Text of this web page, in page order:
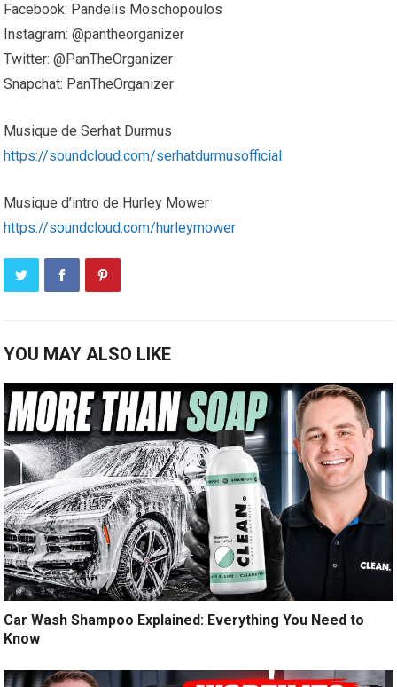
Facebook: Pandelis Moschopoulos
Instagram: @pantheorganizer
Twitter: @PanTheOrganizer
Snapchat: PanTheOrganizer
Musique de Serhat Durmus
https://soundcloud.com/serhatdurmusofficial
Musique d’intro de Hurley Mower
https://soundcloud.com/hurleymower
YOU MAY ALSO LIKE
Car Wash Shampoo Explained: Everything You Need to
Know